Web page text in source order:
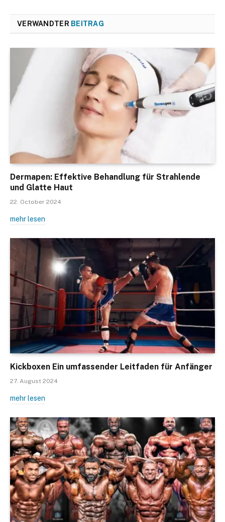
VERWANDTER BEITRAG
Dermapen: Effektive Behandlung für Strahlende
und Glatte Haut
22. October 2024
mehr lesen
Kickboxen Ein umfassender Leitfaden für Anfänger
27. August 2024
mehr lesen